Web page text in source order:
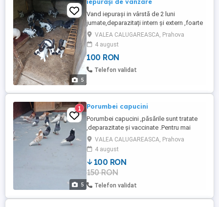
5
Vand iepurași in vârstă de 2 luni
jumate,deparazitați intern și extern ,foarte
sănătoși .Pentru mai multe detalii
,contactați mă.
VALEA CALUGAREASCA, Prahova
4 august
100 RON
Telefon validat
5
1 Porumbei capucini
Porumbei capucini ,păsările sunt tratate
,deparazitate și vaccinate .Pentru mai
multe poze și video contactați mă .
VALEA CALUGAREASCA, Prahova
4 august
100 RON
150 RON
Telefon validat